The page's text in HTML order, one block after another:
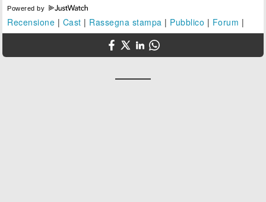
Powered by
Recensione | Cast | Rassegna stampa | Pubblico | Forum |